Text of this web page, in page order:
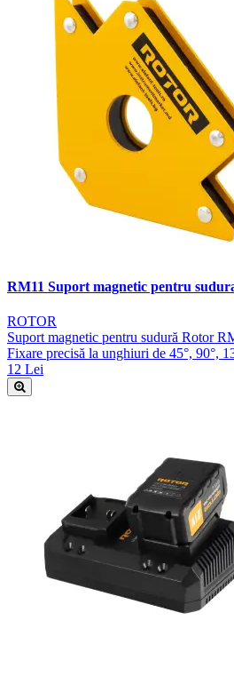
RM11 Suport magnetic pentru
ROTOR
Suport magnetic pentru sudură Rotor
Fixare precisă la unghiuri de 45°, 90°,
12 Lei